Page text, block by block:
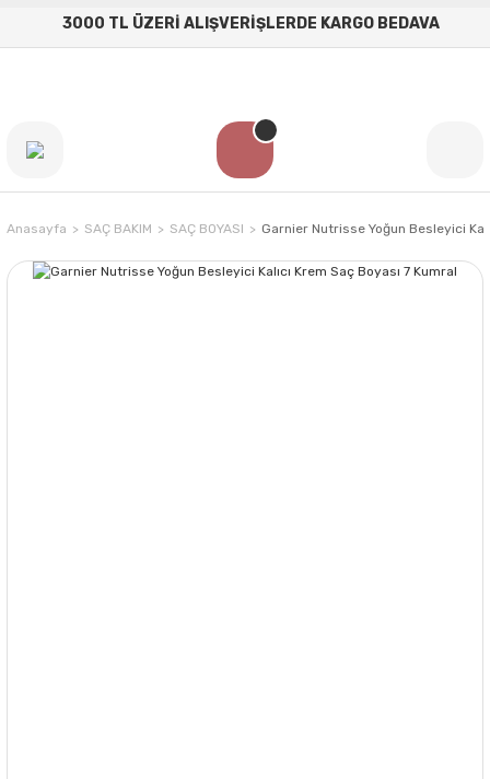
3000 TL ÜZERİ ALIŞVERİŞLERDE KARGO BEDAVA
Anasayfa SAÇ BAKIM SAÇ BOYASI Garnier Nutrisse Yoğun Besleyici